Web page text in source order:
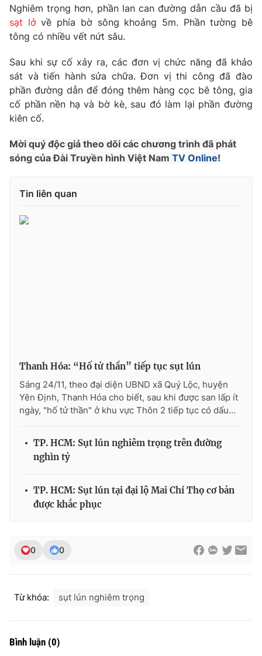
Hậu trường
Nhân vật
Giải sao mai
Điện ảnh
Âm nhạc
Sao
Đời sống
Làm đẹp
Chất lượng cuộc sống
Giáo dục
Tuyển sinh
Học trực tuyến
Công nghệ
Hitech Công nghệ tương lai
Sản phẩm
Thị trường
Tư vấn
Lịch phát sóng
Emagazine
VTV Sức khoẻ Bất động sản
Thị trường 24h Tấm lòng Việt
Liên hệ tòa soạn English
Cơ quan chủ quản:
Nghiêm trọng hơn, phần lan can đường dẫn cầu đã bị
sạt lởvề phía bờ sông khoảng 5m. Phần tường bê
tông có nhiều vết nứt sâu.
Sau khi sự cố xảy ra, các đơn vị chức năng đã khảo
sát và tiến hành sửa chữa. Đơn vị thi công đã đào
phần đường dẫn để đóng thêm hàng cọc bê tông, gia
cố phần nền hạ và bờ kè, sau đó làm lại phần đường
kiên cố.
Mời quý độc giả theo dõi các chương trình đã phát
sóng của Đài Truyền hình Việt Nam TV Online!
Tin liên quan
Thanh Hóa: “Hố tử thần” tiếp tục sụt lún
Sáng 24/11, theo đại diện UBND xã Quý Lộc, huyện
Yên Định, Thanh Hóa cho biết, sau khi được san lấp ít
ngày, "hố tử thần" ở khu vực Thôn 2 tiếp tục có dấu...
TP. HCM: Sụt lún nghiêm trọng trên đường
nghìn tỷ
TP. HCM: Sụt lún tại đại lộ Mai Chí Thọ cơ bản
được khắc phục
0 0
Từ khóa: sụt lún nghiêm trọng
Bình luận (0)